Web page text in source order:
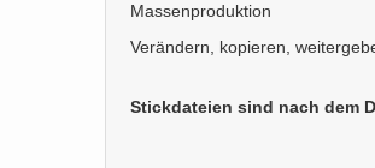
Massenproduktion
Verändern, kopieren,
Stickdateien sind nach dem